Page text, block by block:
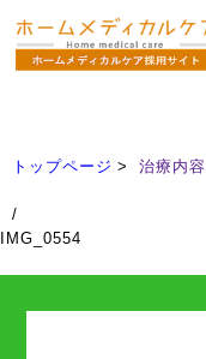
トップページ 治療内容
/
IMG_0554